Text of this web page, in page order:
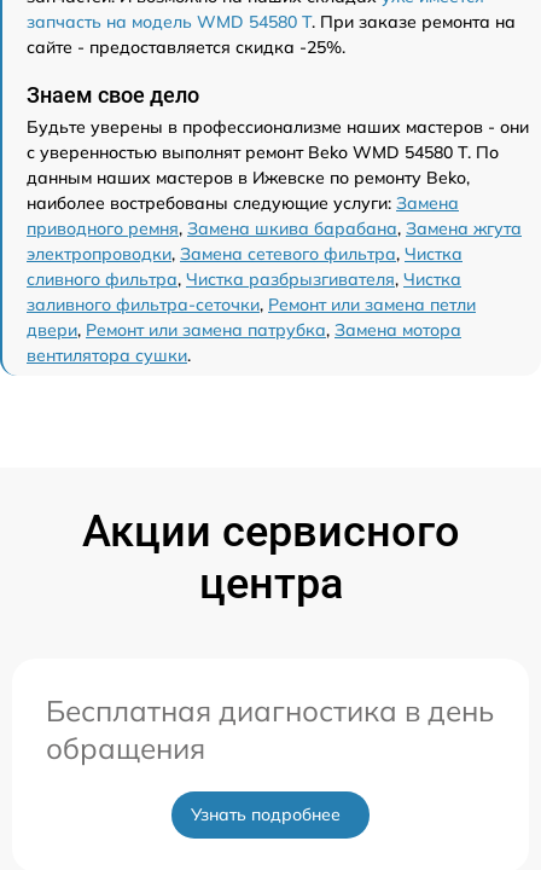
запчасть на модель WMD 54580 T. При заказе ремонта на
сайте - предоставляется скидка -25%.
Знаем свое дело
Будьте уверены в профессионализме наших мастеров - они
с уверенностью выполнят ремонт Beko WMD 54580 T. По
данным наших мастеров в Ижевске по ремонту Beko,
наиболее востребованы следующие услуги: Замена
приводного ремня, Замена шкива барабана, Замена жгута
электропроводки, Замена сетевого фильтра, Чистка
сливного фильтра, Чистка разбрызгивателя, Чистка
заливного фильтра-сеточки, Ремонт или замена петли
двери, Ремонт или замена патрубка, Замена мотора
вентилятора сушки.
Акции сервисного
центра
Бесплатная диагностика в день
обращения
Узнать подробнее